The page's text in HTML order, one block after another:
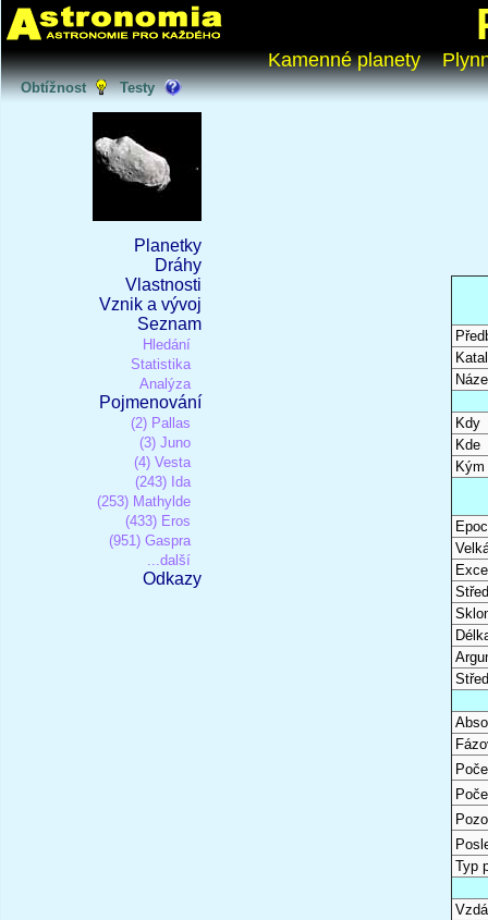
Kamenné planety
Obtížnost Testy
Planetky
Dráhy
Vlastnosti
Vznik a vývoj
Seznam
Hledání
Statistika
Analýza
Pojmenování
(2) Pallas
(3) Juno
(4) Vesta
(243) Ida
(253) Mathylde
(433) Eros
(951) Gaspra
...další
Odkazy
Kdy
Kde
Kým
Typ